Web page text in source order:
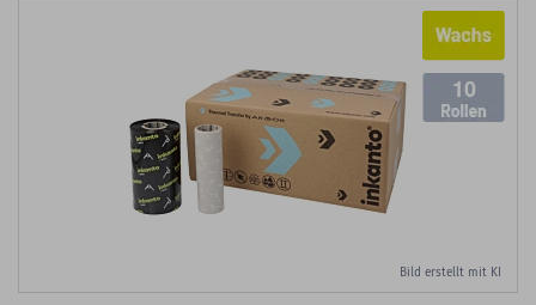
10
Bild erstellt mit KI